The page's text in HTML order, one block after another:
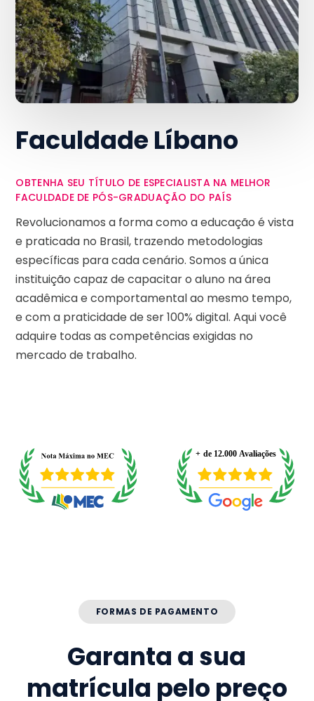
Faculdade Líbano
OBTENHA SEU TÍTULO DE ESPECIALISTA NA MELHOR
FACULDADE DE PÓS-GRADUAÇÃO DO PAÍS
Revolucionamos a forma como a educação é vista
e praticada no Brasil, trazendo metodologias
específicas para cada cenário. Somos a única
instituição capaz de capacitar o aluno na área
acadêmica e comportamental ao mesmo tempo,
e com a praticidade de ser 100% digital. Aqui você
adquire todas as competências exigidas no
mercado de trabalho.
FORMAS DE PAGAMENTO
Garanta a sua
matrícula pelo preço